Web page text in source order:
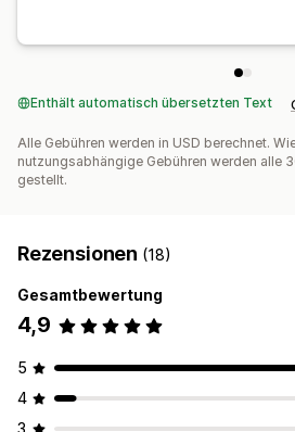
Enthält automatisch übersetzten Text
Alle Gebühren werden in USD berechnet.
nutzungsabhängige Gebühren werden alle
gestellt.
Rezensionen (18)
Gesamtbewertung
4,9
5
4